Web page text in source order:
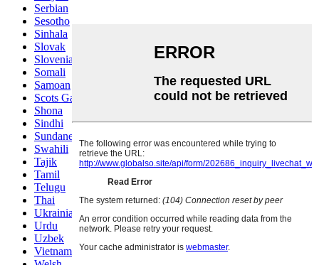
Serbian
Sesotho
Sinhala
Slovak
Slovenian
Somali
Samoan
Scots Gaelic
Shona
Sindhi
Sundanese
Swahili
Tajik
Tamil
Telugu
Thai
Ukrainian
Urdu
Uzbek
Vietnamese